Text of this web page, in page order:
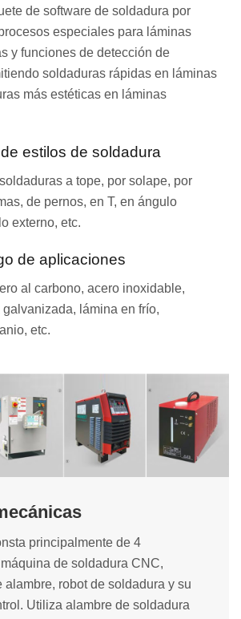
de software de soldadura por
especiales para láminas
y funciones de detección de
soldaduras rápidas en láminas
más estéticas en láminas
estilos de soldadura
a tope, por solape, por
de pernos, en T, en ángulo
externo, etc.
de aplicaciones
al carbono, acero inoxidable,
lámina en frío,
etc.
principalmente de 4
de soldadura CNC,
alambre, robot de soldadura y su
Utiliza alambre de soldadura